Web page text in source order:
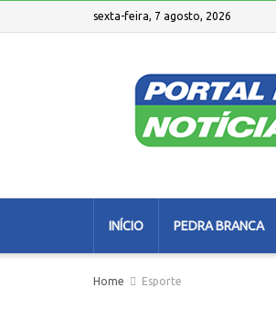
sexta-feira, 7 agosto, 2026
INÍCIO PEDRA BRANCA
Home Esporte